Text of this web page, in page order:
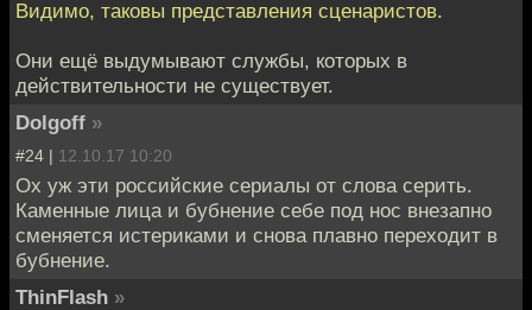
Видимо, таковы представления сценаристов.
Они ещё выдумывают службы, которых в
действительности не существует.
Dolgoff »
#24 | 12.10.17 10:20
Ох уж эти российские сериалы от слова серить.
Каменные лица и бубнение себе под нос внезапно
сменяется истериками и снова плавно переходит в
бубнение.
ThinFlash »